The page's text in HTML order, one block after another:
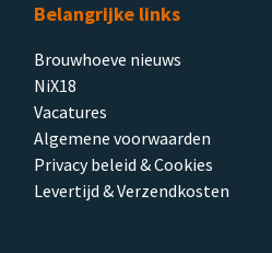
Belangrijke links
Brouwhoeve nieuws
NiX18
Vacatures
Algemene voorwaarden
Privacy beleid & Cookies
Levertijd & Verzendkosten